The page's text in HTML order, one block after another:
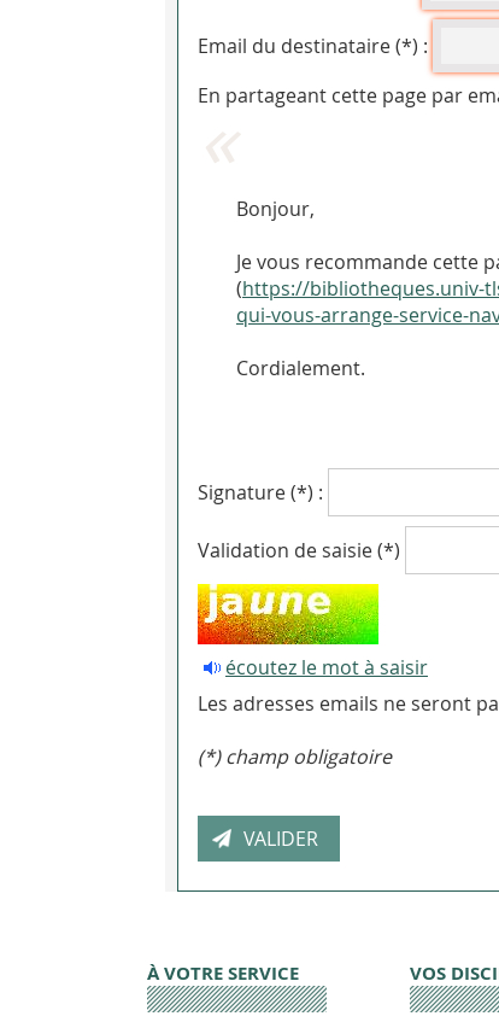
Email du destinataire (*) :
En partageant cette page par
Bonjour,
Je vous recommande cette
(https://bibliotheques.univ-
qui-vous-arrange-service-
Cordialement.
Signature (*) :
Validation de saisie (*)
écoutez le mot à saisir
Les adresses emails ne seront
(*) champ obligatoire
À VOTRE SERVICE VOS